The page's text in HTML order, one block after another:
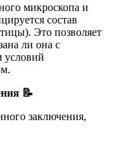
микроскопа и
состав
Это позволяет
ли она с
условий
📝
заключения,